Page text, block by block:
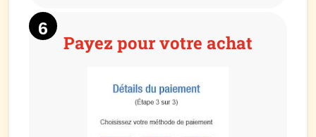
Payez pour votre achat